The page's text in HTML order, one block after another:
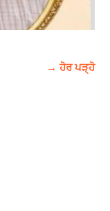
→ ਹੋਰ ਪੜ੍ਹੋ